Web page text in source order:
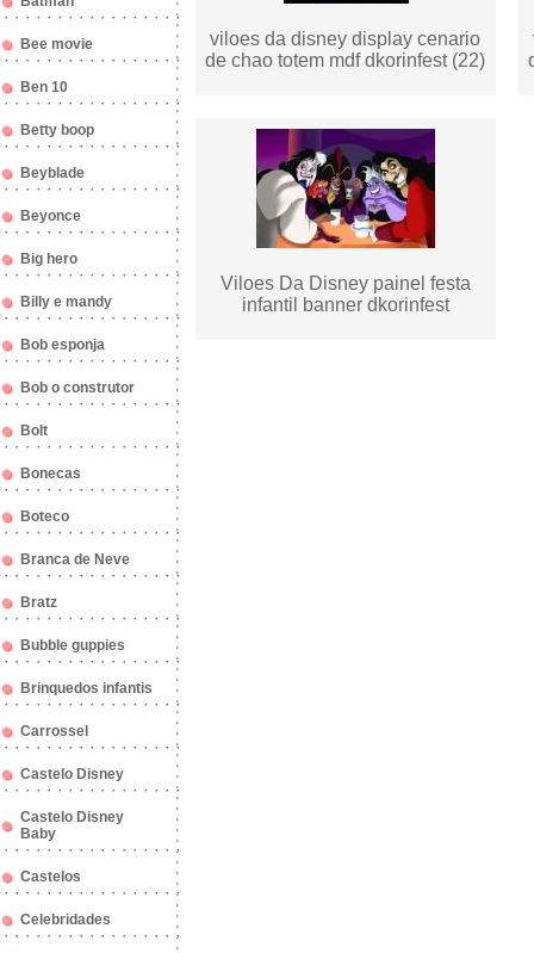
Bee movie
Ben 10
Betty boop
Beyblade
Beyonce
Big hero
Billy e mandy
Bob esponja
Bob o construtor
Bolt
Bonecas
Boteco
Branca de Neve
Bratz
Bubble guppies
Brinquedos infantis
Carrossel
Castelo Disney
Castelo Disney
Baby
Castelos
Celebridades
viloes da disney display cenario
de chao totem mdf dkorinfest (22)
Viloes Da Disney painel festa
infantil banner dkorinfest